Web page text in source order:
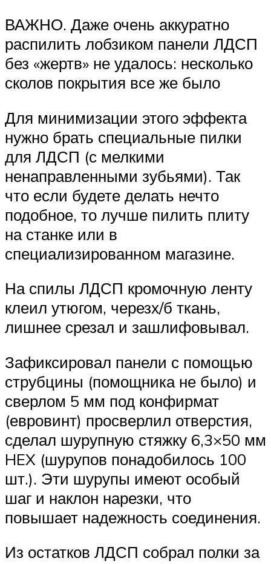
ВАЖНО. Даже очень аккуратно
распилить лобзиком панели ЛДСП
без «жертв» не удалось: несколько
сколов покрытия все же было
Для минимизации этого эффекта
нужно брать специальные пилки
для ЛДСП (с мелкими
ненаправленными зубьями). Так
что если будете делать нечто
подобное, то лучше пилить плиту
на станке или в
специализированном магазине.
На спилы ЛДСП кромочную ленту
клеил утюгом, черезх/б ткань,
лишнее срезал и зашлифовывал.
Зафиксировал панели с помощью
струбцины (помощника не было) и
сверлом 5 мм под конфирмат
(евровинт) просверлил отверстия,
сделал шурупную стяжку 6,3×50 мм
HEX (шурупов понадобилось 100
шт.). Эти шурупы имеют особый
шаг и наклон нарезки, что
повышает надежность соединения.
Из остатков ЛДСП собрал полки за